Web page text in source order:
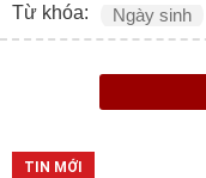
Từ khóa: Ngày sinh
TIN MỚI